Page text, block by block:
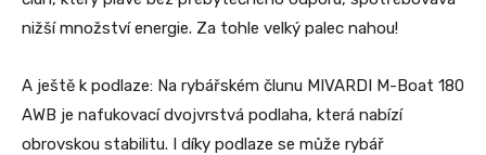
nižší množství energie. Za tohle velký palec nahou!
A ještě k podlaze: Na rybářském člunu MIVARDI M-Boat 180
AWB je nafukovací dvojvrstvá podlaha, která nabízí
obrovskou stabilitu. I díky podlaze se může rybář